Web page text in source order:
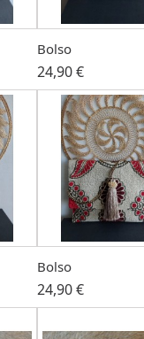
Bolso
24,90 €
Bolso
24,90 €